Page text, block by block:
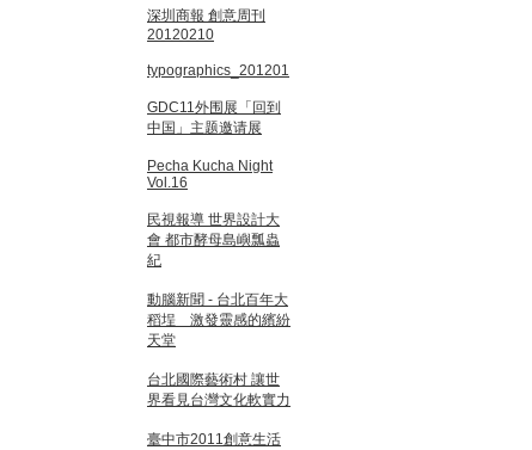
深圳商報 創意周刊
20120210
typographics_201201
GDC11外围展「回到
中国」主题邀请展
Pecha Kucha Night
Vol.16
民視報導 世界設計大
會 都市酵母島嶼瓢蟲
紀
動腦新聞 - 台北百年大
稻埕 激發靈感的繽紛
天堂
台北國際藝術村 讓世
界看見台灣文化軟實力
臺中市2011創意生活